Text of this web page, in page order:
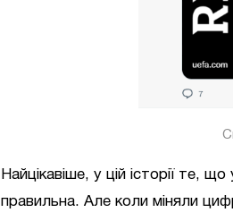
Найцікавіше, у цій історії те,
правильна. Але коли міняли